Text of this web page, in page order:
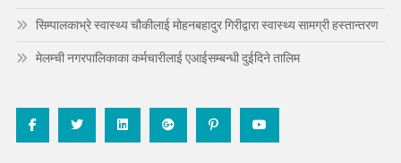
सिम्पालकाभ्रे स्वास्थ्य चौकीलाई मोहनबहादुर गिरीद्वारा स्वास्थ्य सामग्री हस्तान्तरण
मेलम्ची नगरपालिकाका कर्मचारीलाई एआईसम्बन्धी दुईदिने तालिम